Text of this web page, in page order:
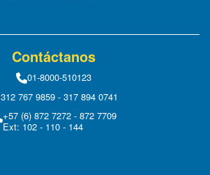
Contáctanos
01-8000-510123
312 767 9859 - 317 894 0741
+57 (6) 872 7272 - 872 7709
Ext: 102 - 110 - 144